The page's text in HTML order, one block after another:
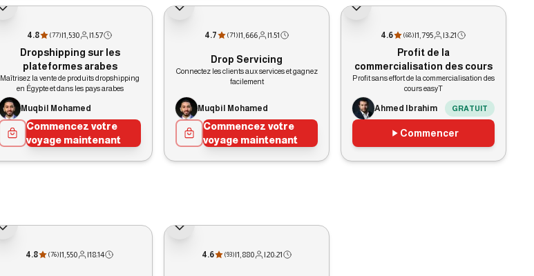
4.8 (77)|1,530 |1:57
Dropshipping sur les
plateformes arabes
Maîtrisez la vente de produits dropshipping
en Égypte et dans les pays arabes
Muqbil Mohamed
Commencez votre
voyage maintenant
4.7 (71)|1,666 |1:51
Drop Servicing
Connectez les clients aux services et gagnez
facilement
Muqbil Mohamed
Commencez votre
voyage maintenant
4.6 (68)|1,795 |3:21
Profit de la
commercialisation des cours
Profit sans effort de la commercialisation des
cours easyT
Ahmed Ibrahim GRATUIT
Commencer
4.8 (76)|1,550 |18:14 4.6 (93)|1,880 |20:21